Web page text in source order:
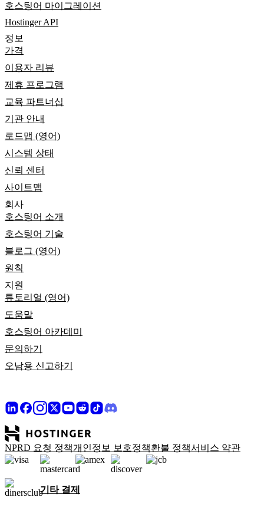
호스팅어 마이그레이션
Hostinger API
정보
가격
이용자 리뷰
제휴 프로그램
교육 파트너십
기관 안내
로드맵 (영어)
시스템 상태
신뢰 센터
사이트맵
회사
호스팅어 소개
호스팅어 기술
블로그 (영어)
원칙
지원
튜토리얼 (영어)
도움말
호스팅어 아카데미
문의하기
오남용 신고하기
NPRD 요청 정책개인정보 보호정책환불 정책서비스 약관
기타 결제